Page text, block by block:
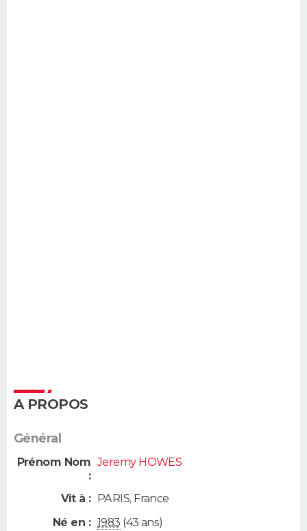
A PROPOS
Général
Prénom Nom
:
Jeremy HOWES
Vit à : PARIS, France
Né en : 1983 (43 ans)